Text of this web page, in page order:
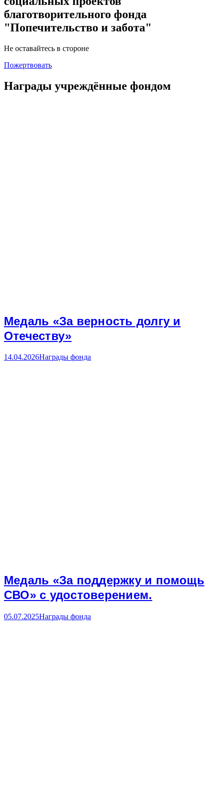
благотворительного фонда
"Попечительство и забота"
Не оставайтесь в стороне
Пожертвовать
Награды учреждённые фондом
Медаль «За верность долгу и
Отечеству»
14.04.2026Награды фонда
Медаль «За поддержку и помощь
СВО» с удостоверением.
05.07.2025Награды фонда